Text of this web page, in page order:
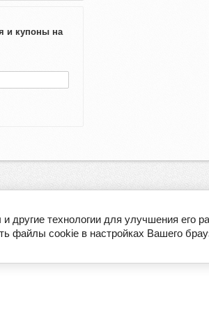
и купоны на
О компании
другие технологии для улучшения
файлы cookie в настройках Вашего